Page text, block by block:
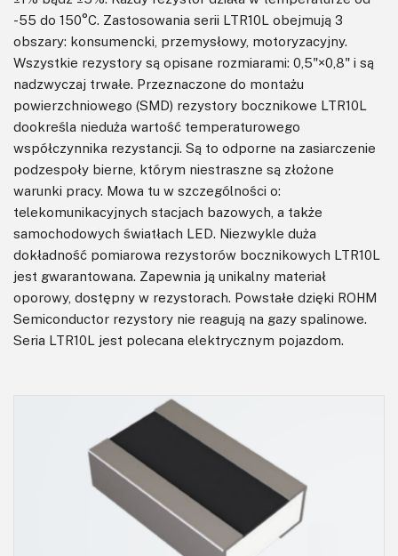
-55 do 150°C. Zastosowania serii LTR10L obejmują 3
obszary: konsumencki, przemysłowy, motoryzacyjny.
Wszystkie rezystory są opisane rozmiarami: 0,5"×0,8" i są
nadzwyczaj trwałe. Przeznaczone do montażu
powierzchniowego (SMD) rezystory bocznikowe LTR10L
dookreśla nieduża wartość temperaturowego
współczynnika rezystancji. Są to odporne na zasiarczenie
podzespoły bierne, którym niestraszne są złożone
warunki pracy. Mowa tu w szczególności o:
telekomunikacyjnych stacjach bazowych, a także
samochodowych światłach LED. Niezwykle duża
dokładność pomiarowa rezystorów bocznikowych LTR10L
jest gwarantowana. Zapewnia ją unikalny materiał
oporowy, dostępny w rezystorach. Powstałe dzięki ROHM
Semiconductor rezystory nie reagują na gazy spalinowe.
Seria LTR10L jest polecana elektrycznym pojazdom.